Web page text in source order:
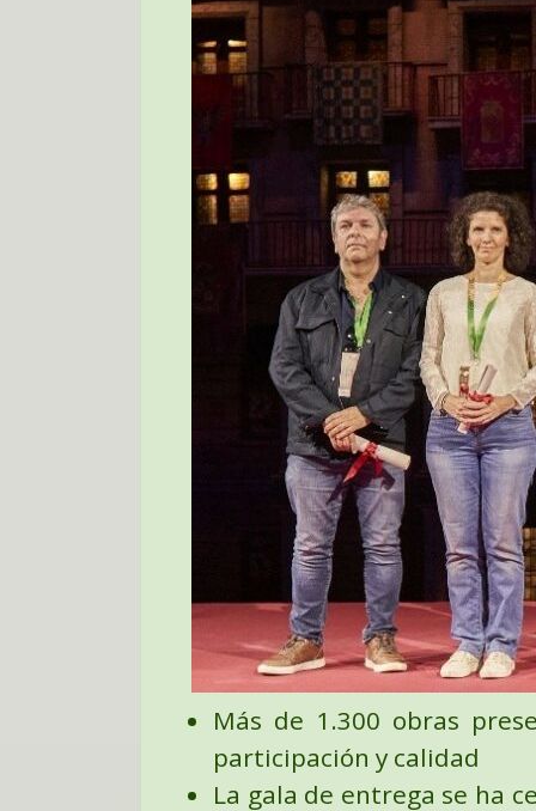
Más de 1.300 obras
participación y calidad
La gala de entrega se ha